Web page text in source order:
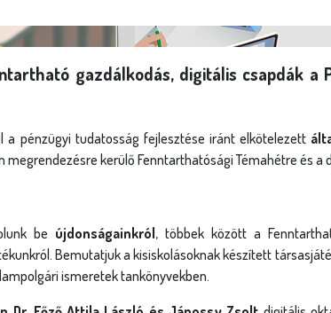
gazdálkodás, digitális csapdák
pénzügyi tudatosság fejlesztése iránt elkötelezett
kerülő Fenntarthatósági Témahétre és a
be újdonságainkról, többek között a
Bemutatjuk a kisiskolásoknak készített
ismeretek tankönyvekben.